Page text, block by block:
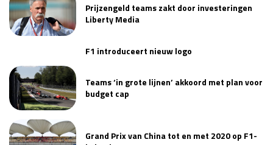
Prijzengeld teams zakt door investeringen
Liberty Media
F1 introduceert nieuw logo
Teams ‘in grote lijnen’ akkoord met plan voor
budget cap
Grand Prix van China tot en met 2020 op F1-